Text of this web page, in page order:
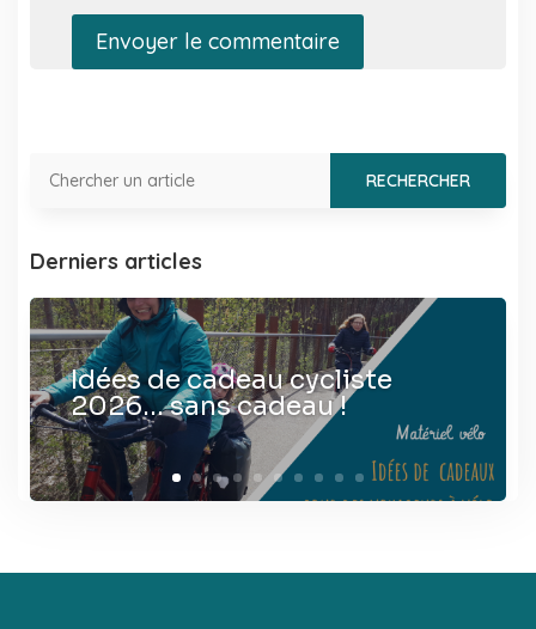
Envoyer le commentaire
Derniers articles
Idées de cadeau cycliste
2026… sans cadeau !